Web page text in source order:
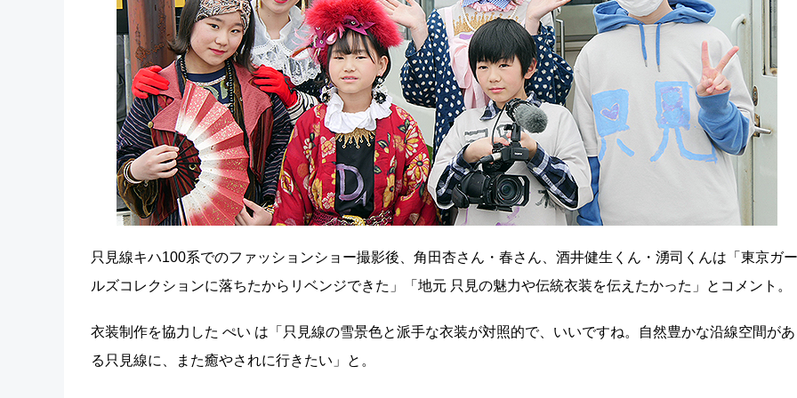
只見線キハ100系でのファッションショー撮影後、角田杏さん・春さん、酒井健生くん・湧司くんは「東京ガー
ルズコレクションに落ちたからリベンジできた」「地元 只見の魅力や伝統衣装を伝えたかった」とコメント。
衣装制作を協力した ぺい は「只見線の雪景色と派手な衣装が対照的で、いいですね。自然豊かな沿線空間があ
る只見線に、また癒やされに行きたい」と。